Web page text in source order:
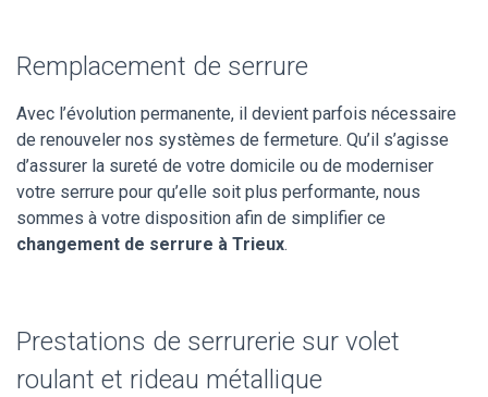
Remplacement de serrure
Avec l’évolution permanente, il devient parfois nécessaire
de renouveler nos systèmes de fermeture. Qu’il s’agisse
d’assurer la sureté de votre domicile ou de moderniser
votre serrure pour qu’elle soit plus performante, nous
sommes à votre disposition afin de simplifier ce
changement de serrure à Trieux.
Prestations de serrurerie sur volet
roulant et rideau métallique